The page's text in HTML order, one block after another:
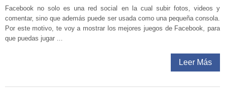
Facebook no solo es una red social en la cual subir fotos, videos y
comentar, sino que además puede ser usada como una pequeña consola.
Por este motivo, te voy a mostrar los mejores juegos de Facebook, para
que puedas jugar ...
Leer Más